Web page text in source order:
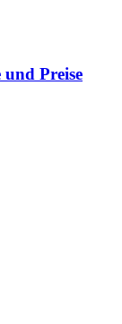
Preise